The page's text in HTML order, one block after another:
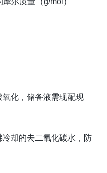
化，储备液需现配现
冷却的去二氧化碳水，防